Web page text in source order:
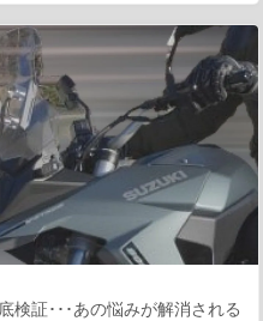
検証･･･あの悩みが解消される